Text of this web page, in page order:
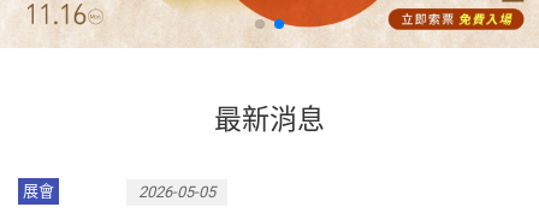
最新消息
展會 2026-05-05